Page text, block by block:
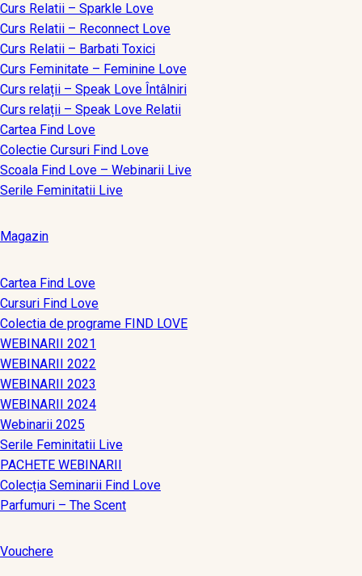
Curs Relatii – Sparkle Love
Curs Relatii – Reconnect Love
Curs Relatii – Barbati Toxici
Curs Feminitate – Feminine Love
Curs relații – Speak Love Întâlniri
Curs relații – Speak Love Relatii
Cartea Find Love
Colectie Cursuri Find Love
Scoala Find Love – Webinarii Live
Serile Feminitatii Live
Magazin
Cartea Find Love
Cursuri Find Love
Colectia de programe FIND LOVE
WEBINARII 2021
WEBINARII 2022
WEBINARII 2023
WEBINARII 2024
Webinarii 2025
Serile Feminitatii Live
PACHETE WEBINARII
Colecția Seminarii Find Love
Parfumuri – The Scent
Vouchere